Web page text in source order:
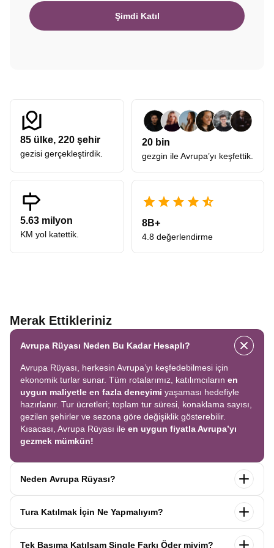
Şimdi Katıl
85 ülke, 220 şehir
gezisi gerçekleştirdik.
20 bin
gezgin ile Avrupa’yı keşfettik.
5.63 milyon
KM yol katettik.
8B+
4.8 değerlendirme
Merak Ettikleriniz
Avrupa Rüyası Neden Bu Kadar Hesaplı?
Avrupa Rüyası, herkesin Avrupa’yı keşfedebilmesi için
ekonomik turlar sunar. Tüm rotalarımız, katılımcıların en
uygun maliyetle en fazla deneyimi yaşaması hedefiyle
hazırlanır. Tur ücretleri; toplam tur süresi, konaklama sayısı,
gezilen şehirler ve sezona göre değişiklik gösterebilir.
Kısacası, Avrupa Rüyası ile en uygun fiyatla Avrupa’yı
gezmek mümkün!
Neden Avrupa Rüyası?
tek seferde birçok
ülkeyikeşfedin! Ekstra tur ücreti yok, tüm geziler fiyata
ile Avrupa’yı en keyifli şekilde yaşayın.
Tura Katılmak İçin Ne Yapmalıyım?
Tek Başıma Katılsam Single Farkı Öder miyim?